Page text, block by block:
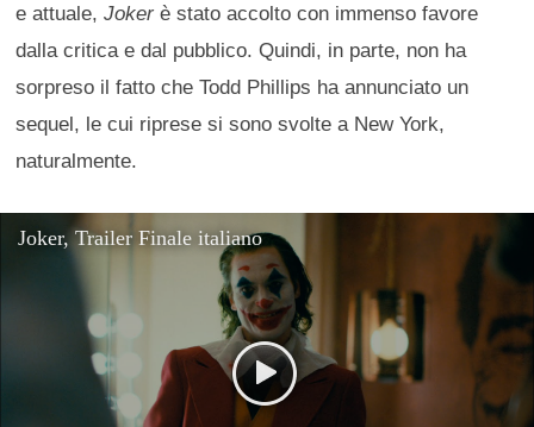
e attuale,Jokerè stato accolto con immenso favore
dalla critica e dal pubblico. Quindi, in parte, non ha
sorpreso il fatto che Todd Phillips ha annunciato un
sequel, le cui riprese si sono svolte a New York,
naturalmente.